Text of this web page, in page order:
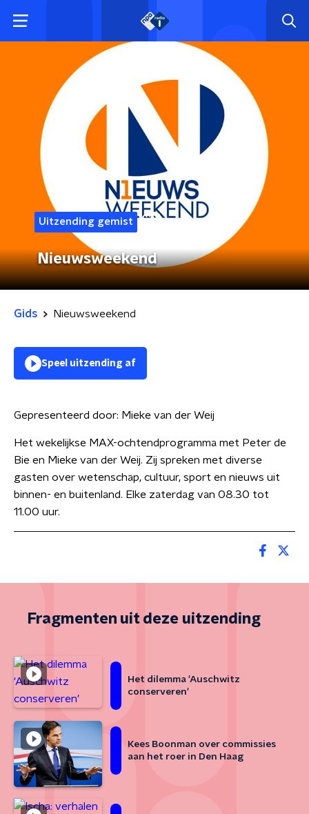
Uitzending gemist
Nieuwsweekend
Gids Nieuwsweekend
Speel uitzending af
Gepresenteerd door: Mieke van der Weij
Het wekelijkse MAX-ochtendprogramma met Peter de
Bie en Mieke van der Weij. Zij spreken met diverse
gasten over wetenschap, cultuur, sport en nieuws uit
binnen- en buitenland. Elke zaterdag van 08.30 tot
11.00 uur.
Fragmenten uit deze uitzending
Het dilemma 'Auschwitz
conserveren'
Kees Boonman over commissies
aan het roer in Den Haag